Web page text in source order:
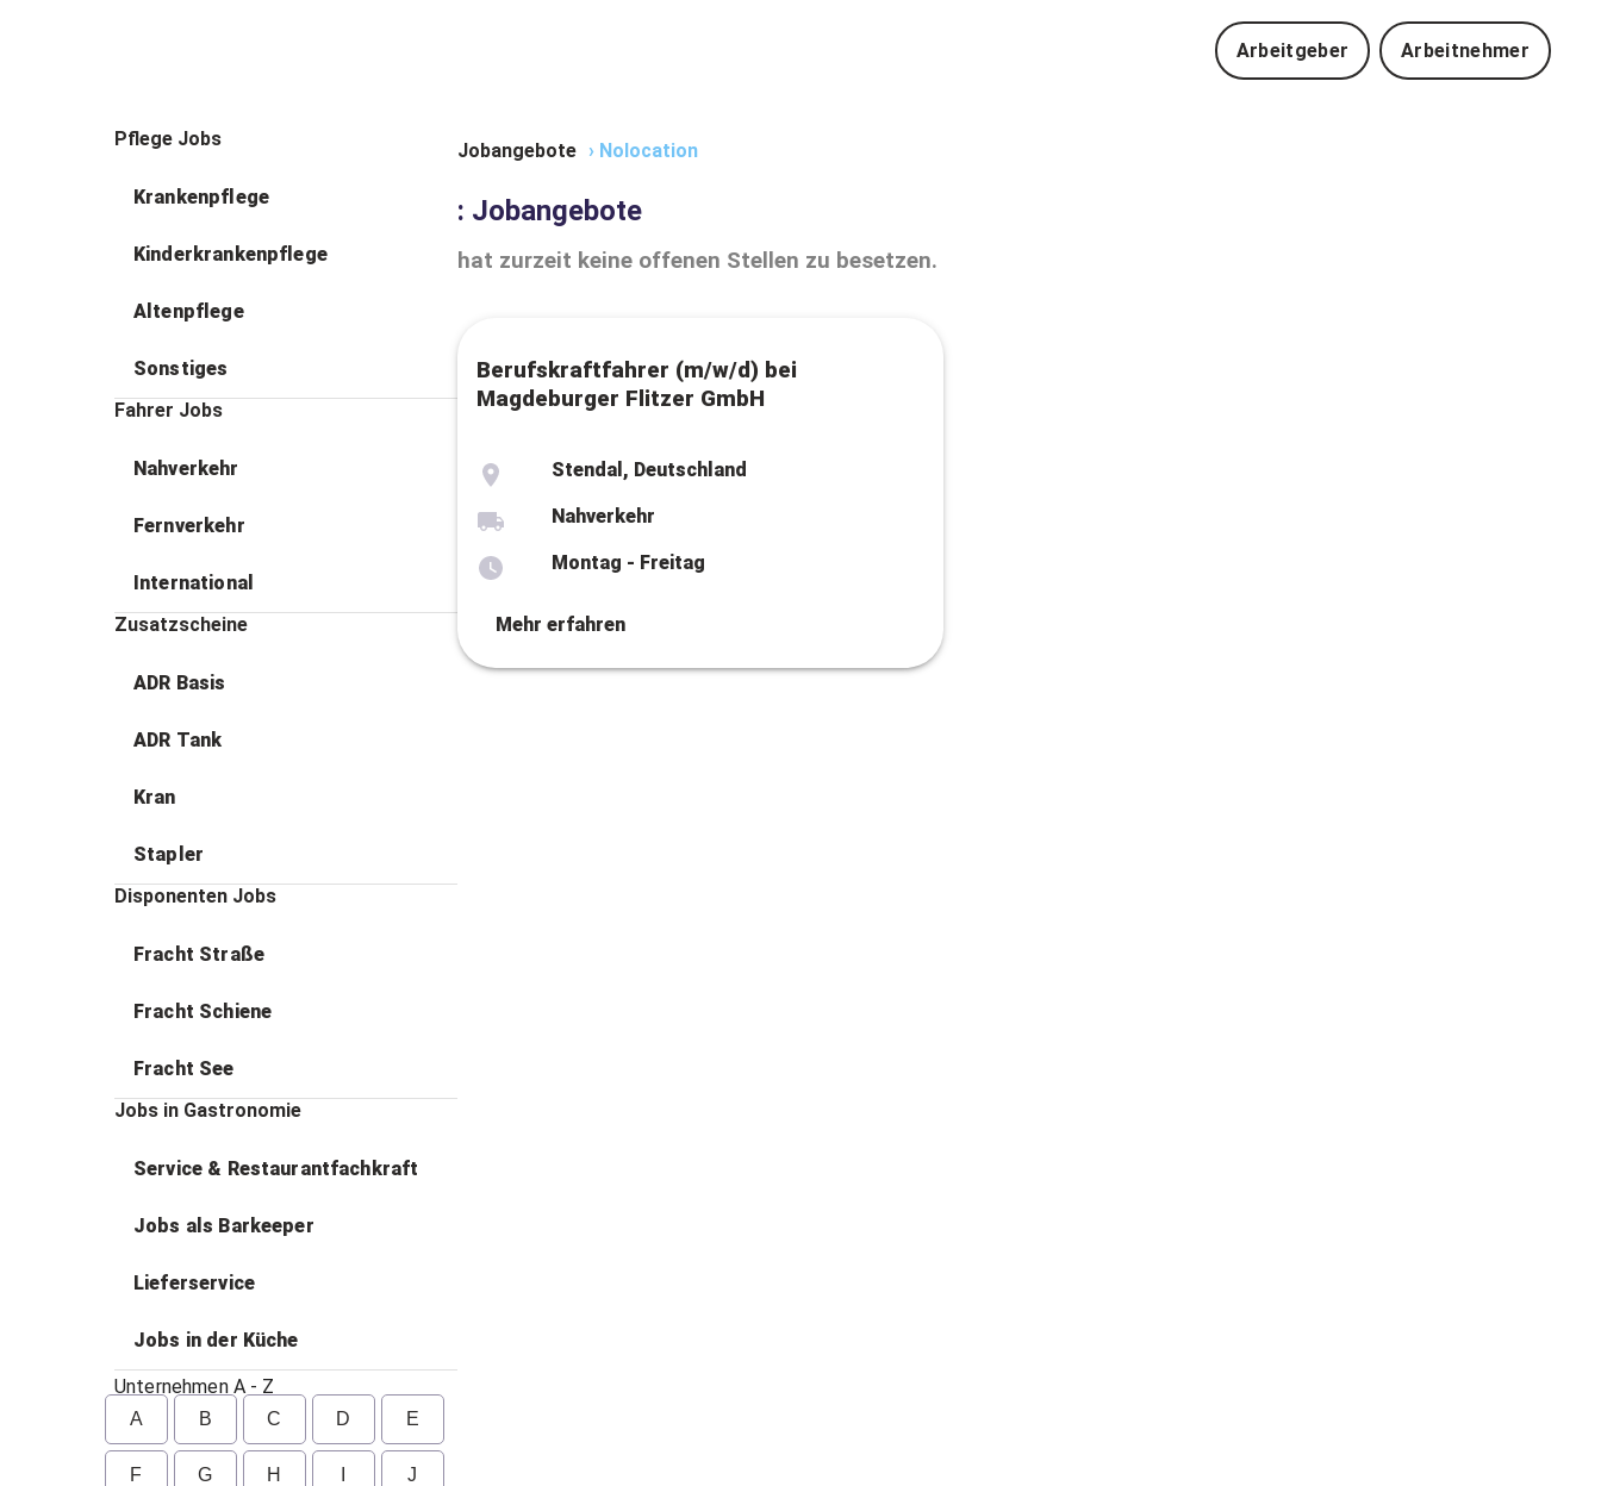
Arbeitgeber Arbeitnehmer
Pflege Jobs
Krankenpflege
Kinderkrankenpflege
Altenpflege
Sonstiges
Fahrer Jobs
Nahverkehr
Fernverkehr
International
Zusatzscheine
ADR Basis
ADR Tank
Kran
Stapler
Disponenten Jobs
Fracht Straße
Fracht Schiene
Fracht See
Jobs in Gastronomie
Service & Restaurantfachkraft
Jobs als Barkeeper
Lieferservice
Jobs in der Küche
Unternehmen A - Z
A B C D E
F G H J
Jobangebote › Nolocation
: Jobangebote
hat zurzeit keine offenen Stellen zu besetzen.
Berufskraftfahrer (m/w/d) bei
Magdeburger Flitzer GmbH
Stendal, Deutschland
Nahverkehr
Montag - Freitag
Mehr erfahren